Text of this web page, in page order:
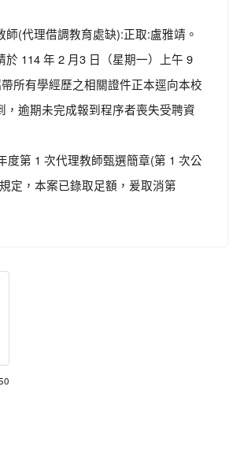
(代理借調教育處缺):正取:盧雅靖。
於 114 年 2 月3 日（星期一）上午 9
所有學經歷之相關證件正本逕向本校
，逾期未完成報到程序者喪失受聘資
度第 1 次代理教師甄選簡章(第 1 次公
定，本案已錄取足額，爰取消第